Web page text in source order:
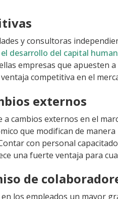
y consultoras
desarrollo del capital
empresas que apuesten
competitiva en el
externos
a cambios externos en el
que modifican de
con personal
una fuerte ventaja para
de
los empleados un mayor